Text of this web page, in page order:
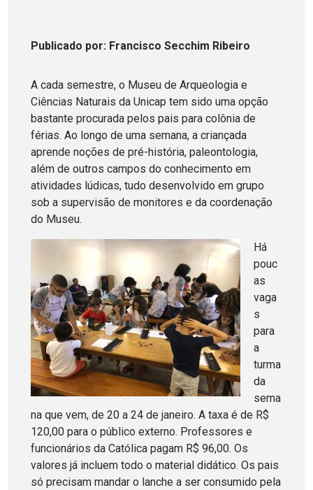
Publicado por: Francisco Secchim Ribeiro
A cada semestre, o Museu de Arqueologia e
Ciências Naturais da Unicap tem sido uma opção
bastante procurada pelos pais para colônia de
férias. Ao longo de uma semana, a criançada
aprende noções de pré-história, paleontologia,
além de outros campos do conhecimento em
atividades lúdicas, tudo desenvolvido em grupo
sob a supervisão de monitores e da coordenação
do Museu.
Há
pouc
as
vaga
s
para
a
turma
da
sema
na que vem, de 20 a 24 de janeiro. A taxa é de R$
120,00 para o público externo. Professores e
funcionários da Católica pagam R$ 96,00. Os
valores já incluem todo o material didático. Os pais
só precisam mandar o lanche a ser consumido pela